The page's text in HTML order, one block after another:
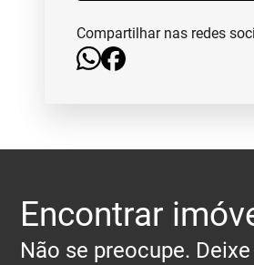
Compartilhar nas redes
Encontrar
Não se preocupe.